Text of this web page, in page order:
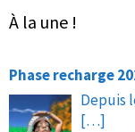
À la une !
Phase recharge
Depuis
[…]